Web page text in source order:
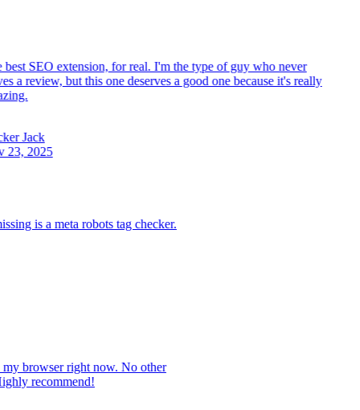
SEO extension, for real. I'm the type of guy who never
a review, but this one deserves a good one because it's really
Jack
2025
is a meta robots tag checker.
my browser right now. No other
recommend!